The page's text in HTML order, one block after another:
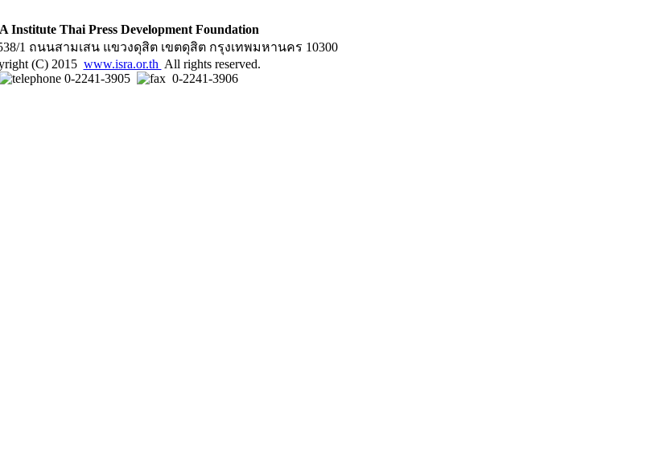
Institute Thai Press Development Foundation
1 ถนนสามเสน แขวงดุสิต เขตดุสิต กรุงเทพมหานคร 10300
(C) 2015 www.isra.or.th All rights reserved.
0-2241-3905
0-2241-3906